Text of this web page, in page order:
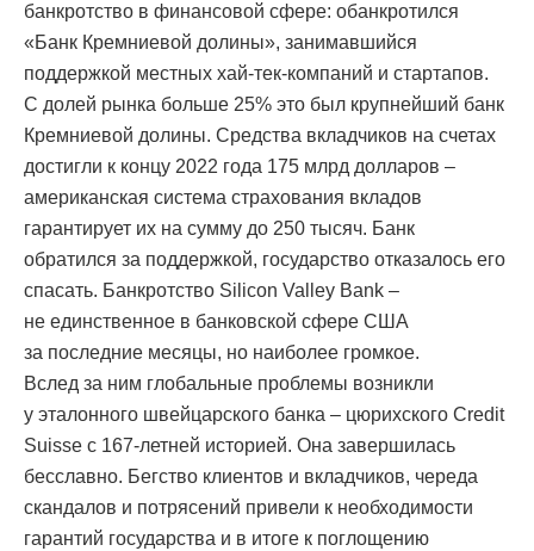
банкротство в финансовой сфере: обанкротился
«Банк Кремниевой долины», занимавшийся
поддержкой местных хай-тeк-компаний и стартапов.
С долей рынка больше 25% это был крупнейший банк
Кремниевой долины. Средства вкладчиков на счетах
достигли к концу 2022 года 175 млрд долларов –
американская система страхования вкладов
гарантирует их на сумму до 250 тысяч. Банк
обратился за поддержкой, государство отказалось его
спасать. Банкротство Silicon Valley Bank –
не единственное в банковской сфере США
за последние месяцы, но наиболее громкое.
Вслед за ним глобальные проблемы возникли
у эталонного швейцарского банка – цюрихского Credit
Suisse с 167-летней историей. Она завершилась
бесславно. Бегство клиентов и вкладчиков, череда
скандалов и потрясений привели к необходимости
гарантий государства и в итоге к поглощению